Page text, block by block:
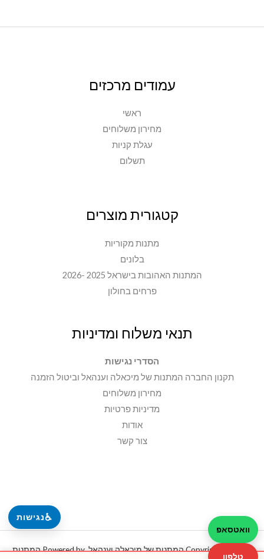
♿נגישות
עמודים מרכזים
ראשי
מחירון משלוחים
עגלת קניות
תשלום
קטגורית מוצרים
מתנות מקוריות
בלונים
המתנות האהובות בישראל 2025 -2026
פרחים בחולון
תנאי משלוח ומדיניות
הסדרי נגישות
תקנון החברה המתנות של מיכאלה וענהאל וביטול הזמנה
מחירון משלוחים
מדיניות פרטיות
אודות
צור קשר
Copyright © 2026 המתנות של מיכאלה וענהאל. Powered by המתנות
וואטסאפ
טלפון